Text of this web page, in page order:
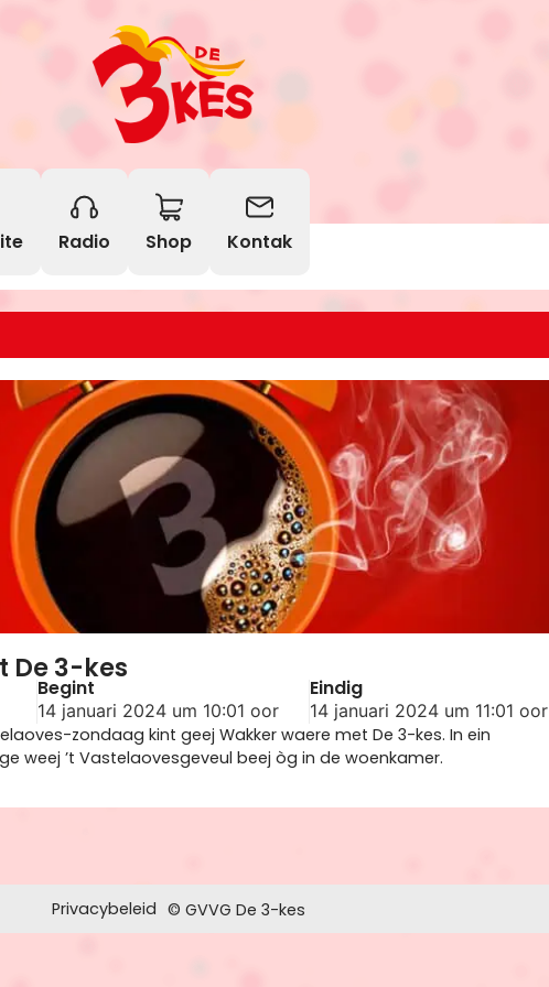
Radio Shop Kontak
De 3-kes
Begint
14 januari 2024 um 10:01 oor
Eindig
14 januari 2024 um 11:01 oor
zondaag kint geej Wakker waere met De 3-kes. In ein
weej ’t Vastelaovesgeveul beej òg in de woenkamer.
Privacybeleid © GVVG De 3-kes